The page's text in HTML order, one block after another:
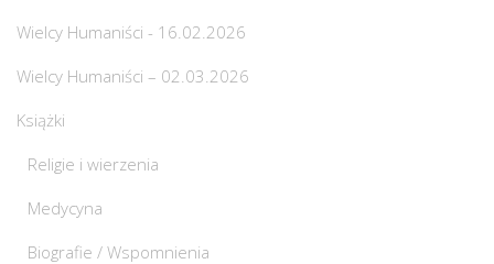
Wielcy Humaniści - 16.02.2026
Wielcy Humaniści – 02.03.2026
Książki
Religie i wierzenia
Medycyna
Biografie / Wspomnienia